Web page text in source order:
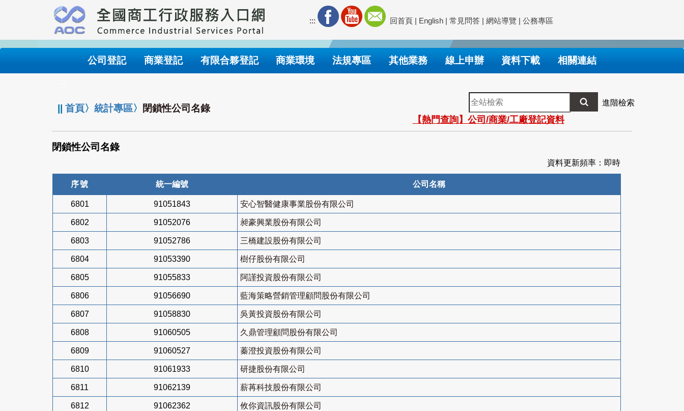
要
內
::: 回首頁 | English | 常見問答 | 網站導覽 | 公務專區
公司登記 商業登記 有限合夥登記 商業環境 法規專區 其他業務 線上申辦 資料下載 相關連結
||首頁〉統計專區〉 閉鎖性公司名錄
全
站
檢
索
進階檢索
【熱門查詢】公司/商業/工廠登記資料
閉鎖性公司名錄
資料更新頻率：即時
序號 統一編號 公司名稱
6801 91051843 安心智醫健康事業股份有限公司
6802 91052076 昶豪興業股份有限公司
6803 91052786 三橋建設股份有限公司
6804 91053390 樹仔股份有限公司
6805 91055833 阿謹投資股份有限公司
6806 91056690 藍海策略營銷管理顧問股份有限公司
6807 91058830 吳黃投資股份有限公司
6808 91060505 久鼎管理顧問股份有限公司
6809 91060527 蓁澄投資股份有限公司
6810 91061933 研捷股份有限公司
6811 91062139 薪苒科技股份有限公司
6812 91062362 攸你資訊股份有限公司